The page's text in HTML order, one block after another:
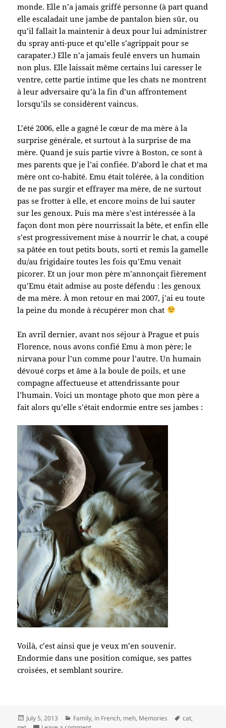
monde. Elle n’a jamais griffé personne (à part quand
elle escaladait une jambe de pantalon bien sûr, ou
qu’il fallait la maintenir à deux pour lui administrer
du spray anti-puce et qu’elle s’agrippait pour se
carapater.) Elle n’a jamais feulé envers un humain
non plus. Elle laissait même certains lui caresser le
ventre, cette partie intime que les chats ne montrent
à leur adversaire qu’à la fin d’un affrontement
lorsqu’ils se considèrent vaincus.
L’été 2006, elle a gagné le cœur de ma mère à la
surprise générale, et surtout à la surprise de ma
mère. Quand je suis partie vivre à Boston, ce sont à
mes parents que je l’ai confiée. D’abord le chat et ma
mère ont co-habité. Emu était tolérée, à la condition
de ne pas surgir et effrayer ma mère, de ne surtout
pas se frotter à elle, et encore moins de lui sauter
sur les genoux. Puis ma mère s’est intéressée à la
façon dont mon père nourrissait la bête, et enfin elle
s’est progressivement mise à nourrir le chat, a coupé
sa pâtée en tout petits bouts, sorti et remis la gamelle
du/au frigidaire toutes les fois qu’Emu venait
picorer. Et un jour mon père m’annonçait fièrement
qu’Emu était admise au poste défendu : les genoux
de ma mère. À mon retour en mai 2007, j’ai eu toute
la peine du monde à récupérer mon chat
En avril dernier, avant nos séjour à Prague et puis
Florence, nous avons confié Emu à mon père; le
nirvana pour l’un comme pour l’autre. Un humain
dévoué corps et âme à la boule de poils, et une
compagne affectueuse et attendrissante pour
l’humain. Voici un montage photo que mon père a
fait alors qu’elle s’était endormie entre ses jambes :
Voilà, c’est ainsi que je veux m’en souvenir.
Endormie dans une position comique, ses pattes
croisées, et semblant sourire.
Posted
July 5, 2013 Categories
Family, in French, meh, Memories Tags
cat,